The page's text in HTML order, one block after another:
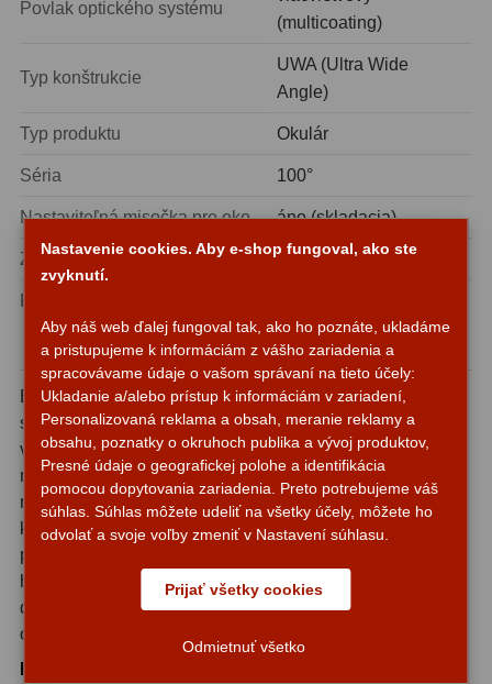
Planetárne kamery19
T-krúžky
Adaptéry T2
Adaptéry M48
Filtry L-RGB7
Filtry Pass6
Filtry Block10
Filtry Clip5
Filtry CCD Hα, OIII7
Filtrové kolesá a rámy16
Rovnače a reduktory13
Pointácia a zaostrenie26
Povlak optického systému
(multicoating)
Typ konštrukcie
UWA (Ultra Wide
Angle)
Typ produktu Okulár
Séria 100°
Nastaviteľná misočka pre oko áno (skladacia)
Závit pre filtre áno
Pre koho je tento okulár určený?
Explore Scientific UWA 9mm 100° je ideálnou voľbou pre
skúseného amatérskeho astronóma, ktorý chce posunúť
vizuálne pozorovanie na vyšší level, ale rovnako aj pre
náročného začiatočníka, ktorý hneď od začiatku nechce
robiť kompromisy. Hodí sa k refraktorom, reflektorom aj
katadioptrikom s 2″ focuserom. Skvele sa osvedčí pri
pozorovaní hviezdokôp, planét, Mesiaca aj rozľahlých
hmlových objektov. Tým, ktorí radi prechádzajú Mliečnou
dráhou alebo sledujú meteorické roje, ponúkne tento
okulár nezabudnuteľné panoramatické výhľady.
Nastavenie cookies. Aby e-shop fungoval, ako ste
zvyknutí.
Aby náš web ďalej fungoval tak, ako ho poznáte, ukladáme
a pristupujeme k informáciám z vášho zariadenia a
spracovávame údaje o vašom správaní na tieto účely:
Ukladanie a/alebo prístup k informáciám v zariadení,
Personalizovaná reklama a obsah, meranie reklamy a
obsahu, poznatky o okruhoch publika a vývoj produktov,
Presné údaje o geografickej polohe a identifikácia
pomocou dopytovania zariadenia. Preto potrebujeme váš
súhlas. Súhlas môžete udeliť na všetky účely, môžete ho
odvolať a svoje voľby zmeniť v Nastavení súhlasu.
Prijať všetky cookies
Odmietnuť všetko